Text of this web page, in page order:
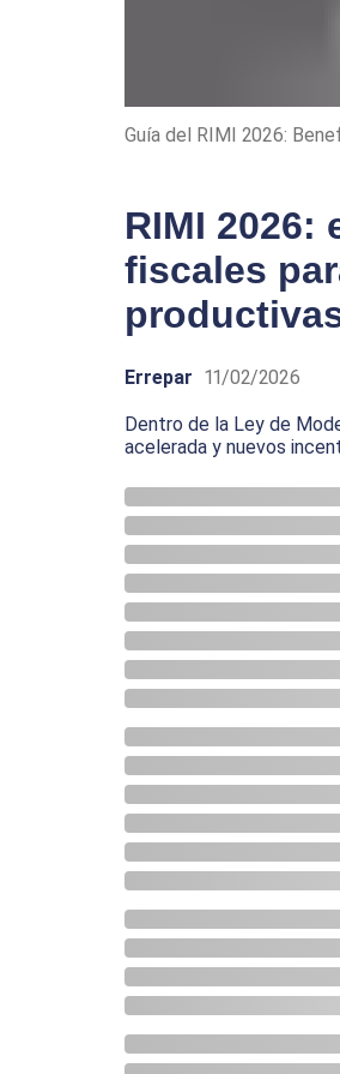
Guía del RIMI 2026:
RIMI 2026:
fiscales
Errepar 11/02/2026
Dentro de la Ley de
acelerada y nuevos